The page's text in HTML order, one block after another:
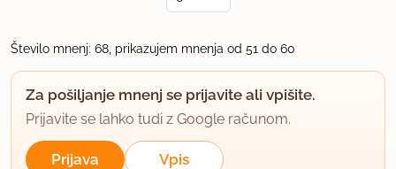
Število mnenj: 68, prikazujem mnenja od 51 do 60
Za pošiljanje mnenj se prijavite ali vpišite.
Prijavite se lahko tudi z Google računom.
Prijava Vpis